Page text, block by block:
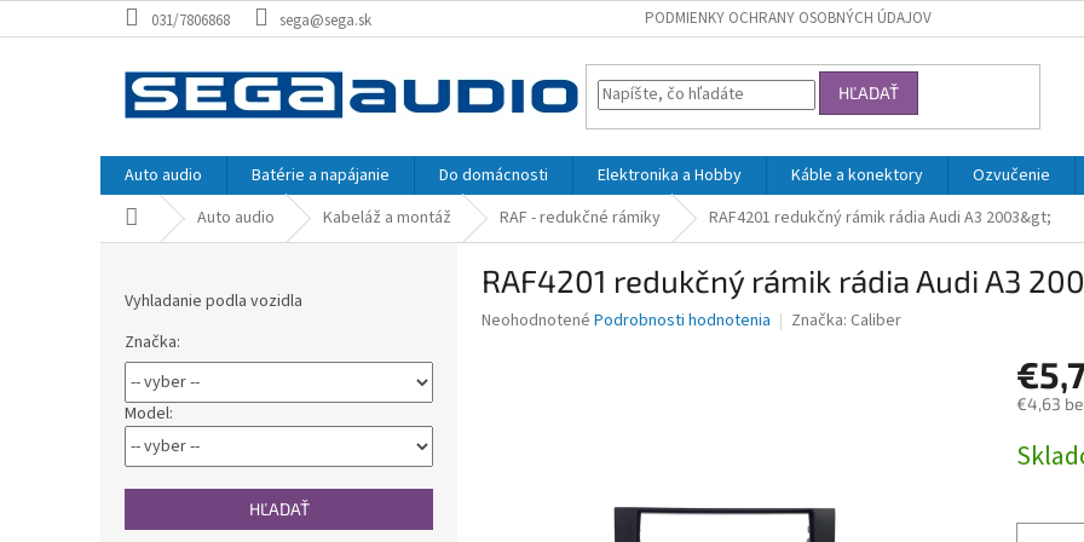
na
031/7806868 sega@sega.sk PODMIENKY OCHRANY OSOBNÝCH ÚDAJOV
HĽADAŤ
Auto audio Batérie a napájanie Do domácnosti Elektronika a Hobby Káble a konektory Ozvučenie
DomovAuto audio Kabeláž a montáž RAF - redukčné rámiky RAF4201 redukčný rámik rádia Audi A3 2003&gt;
Vyhladanie podla vozidla
Značka:
Model:
HĽADAŤ
RAF4201 redukčný rámik rádia Audi A3
Priemerné
Neohodnotené Podrobnosti hodnotenia Značka: Caliber
€4,63
cena: